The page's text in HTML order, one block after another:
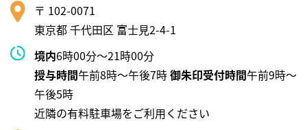
〒 102-0071
東京都 千代田区 富士見2-4-1
境内6時00分～21時00分
授与時間午前8時～午後7時御朱印受付時間午前9時～
午後5時
近隣の有料駐車場をご利用ください